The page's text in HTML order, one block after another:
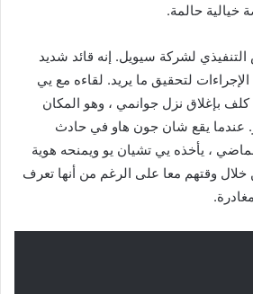
خيالية حالمة.
لشركة سيويل. إنه قائد شديد
لتحقيق ما يريد. لقاءه مع يي
بإغلاق نزل جوانمي ، وهو المكان
عندما يقع شان جون هاو في حادث
، يأخذه يي تشيان يو ويمنحه هوية
خلال وقتهم معا على الرغم من أنها تعرف